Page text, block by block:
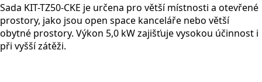
Sada KIT-TZ50-CKE je určena pro větší místnosti a otevřené
prostory, jako jsou open space kanceláře nebo větší
obytné prostory. Výkon 5,0 kW zajišťuje vysokou účinnost i
při vyšší zátěži.